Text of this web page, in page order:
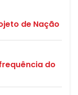
de Nação
do